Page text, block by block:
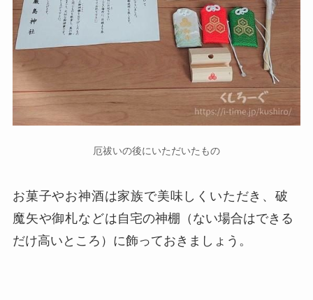
厄祓いの後にいただいたもの
お菓子やお神酒は家族で美味しくいただき、破
魔矢や御札などは自宅の神棚（ない場合はできる
だけ高いところ）に飾っておきましょう。